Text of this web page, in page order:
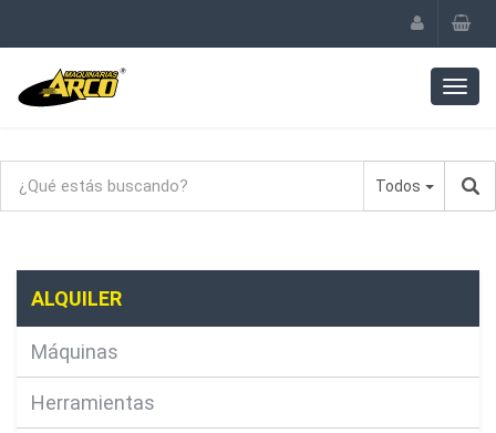
Todos
ALQUILER
Máquinas
Herramientas